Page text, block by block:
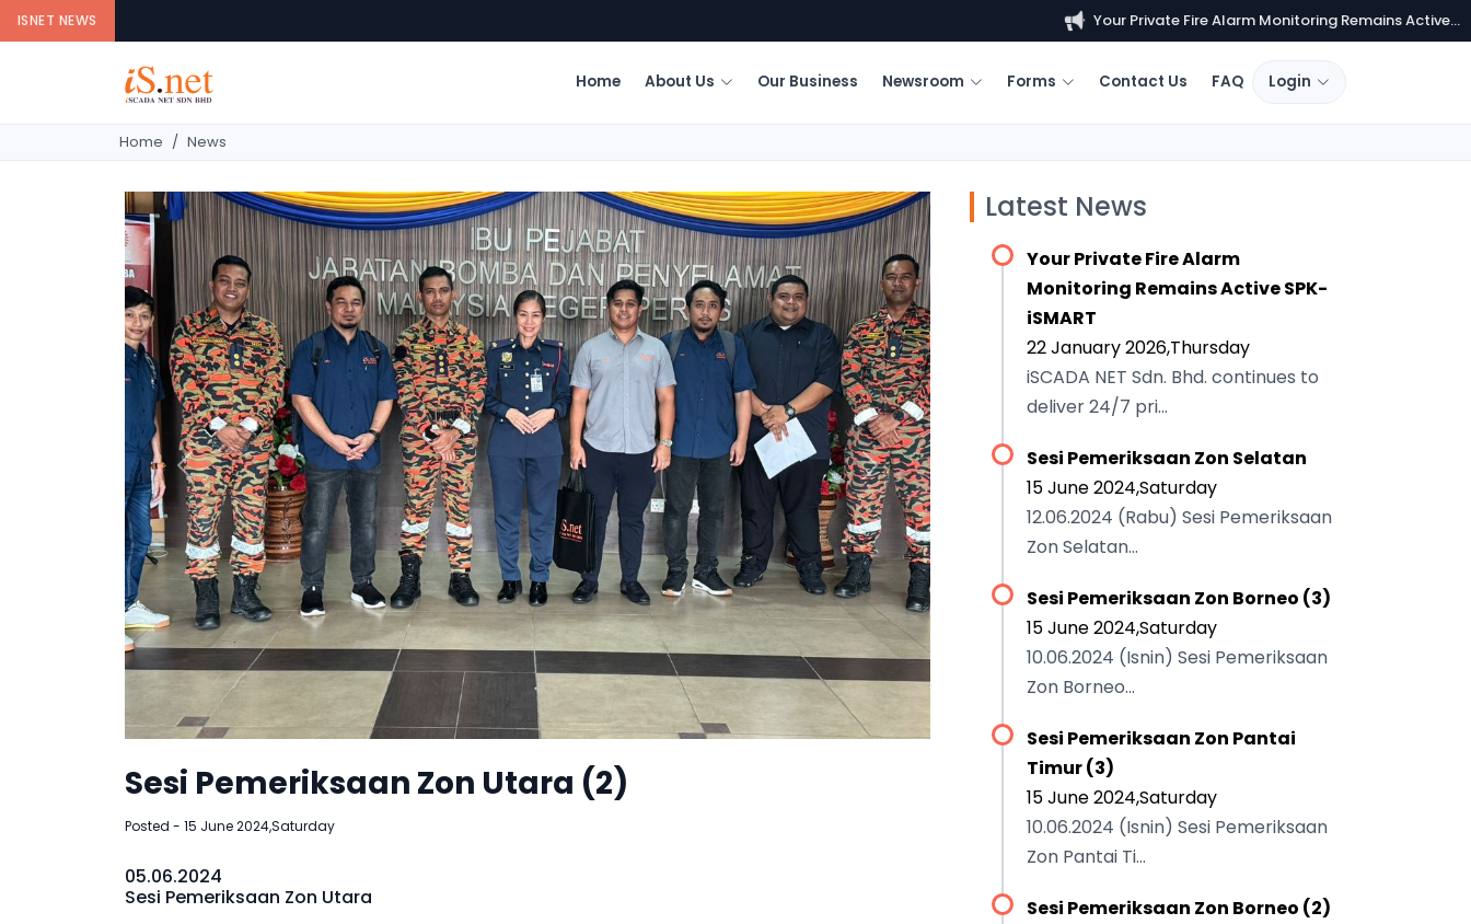
ISNET NEWS Your Private Fire Alarm Monitoring Remains Active...
Home About Us Our Business Newsroom Forms Contact Us FAQ Login
Home News
Previous Next
Sesi Pemeriksaan Zon Utara (2)
Posted - 15 June 2024,Saturday
05.06.2024
Sesi Pemeriksaan Zon Utara
Latest News
Your Private Fire Alarm
Monitoring Remains Active SPK-
iSMART
22 January 2026,Thursday
iSCADA NET Sdn. Bhd. continues to
deliver 24/7 pri...
Sesi Pemeriksaan Zon Selatan
15 June 2024,Saturday
12.06.2024 (Rabu) Sesi Pemeriksaan
Zon Selatan...
Sesi Pemeriksaan Zon Borneo (3)
15 June 2024,Saturday
10.06.2024 (Isnin) Sesi Pemeriksaan
Zon Borneo...
Sesi Pemeriksaan Zon Pantai
Timur (3)
15 June 2024,Saturday
10.06.2024 (Isnin) Sesi Pemeriksaan
Zon Pantai Ti...
Sesi Pemeriksaan Zon Borneo (2)